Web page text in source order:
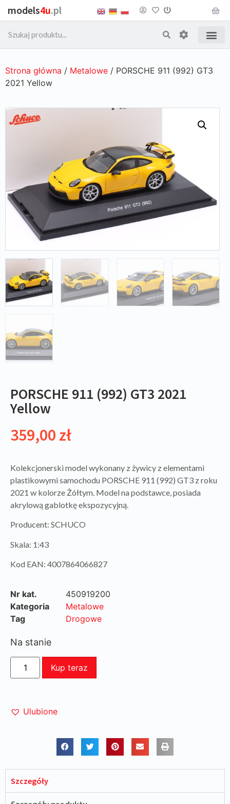
models4u.pl
Strona główna / Metalowe / PORSCHE 911 (992) GT3
2021 Yellow
PORSCHE 911 (992) GT3 2021
Yellow
359,00 zł
Kolekcjonerski model wykonany z żywicy z elementami
plastikowymi samochodu PORSCHE 911 (992) GT3 z roku
2021 w kolorze Żółtym. Model na podstawce, posiada
akrylową gablotkę ekspozycyjną.
Producent: SCHUCO
Skala: 1:43
Kod EAN: 4007864066827
Nr kat.
450919200
Kategoria
Metalowe
Tag
Drogowe
Na stanie
Kup teraz
Ulubione
Szczegóły